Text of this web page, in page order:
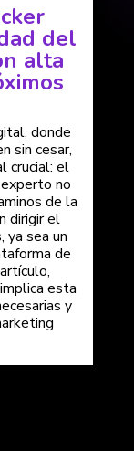
del
alta
donde
sin cesar,
crucial: el
no
de la
dirigir el
ya sea un
de
esta
y